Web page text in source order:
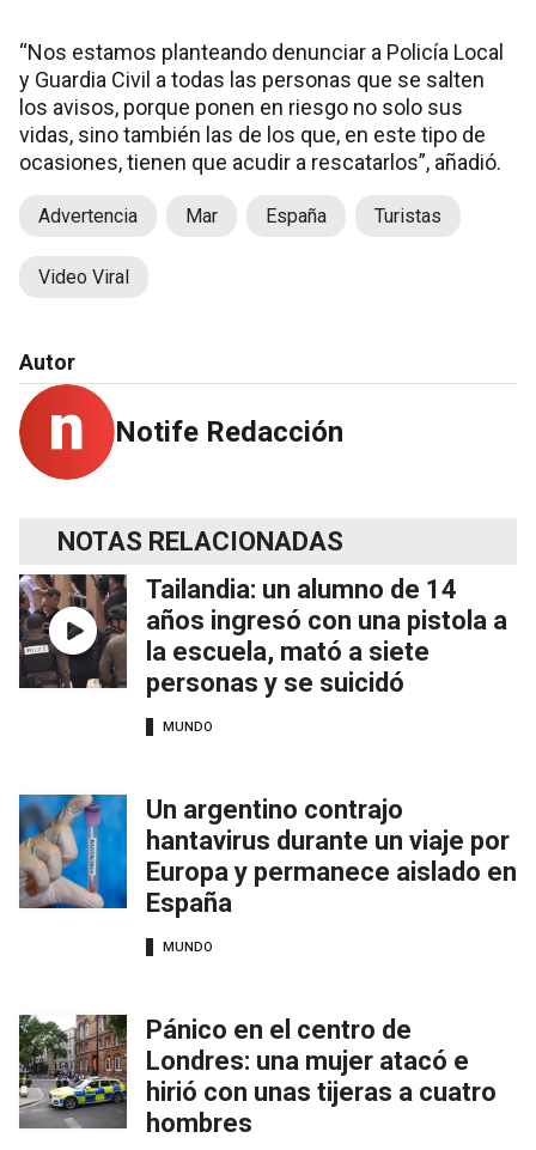
“Nos estamos planteando denunciar a Policía Local
y Guardia Civil a todas las personas que se salten
los avisos, porque ponen en riesgo no solo sus
vidas, sino también las de los que, en este tipo de
ocasiones, tienen que acudir a rescatarlos”, añadió.
Advertencia Mar España Turistas
Video Viral
Autor
Notife Redacción
NOTAS RELACIONADAS
Tailandia: un alumno de 14
años ingresó con una pistola a
la escuela, mató a siete
personas y se suicidó
MUNDO
Un argentino contrajo
hantavirus durante un viaje por
Europa y permanece aislado en
España
MUNDO
Pánico en el centro de
Londres: una mujer atacó e
hirió con unas tijeras a cuatro
hombres